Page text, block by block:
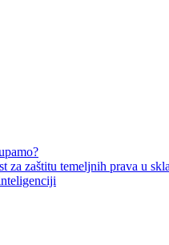
za zaštitu temeljnih prava u